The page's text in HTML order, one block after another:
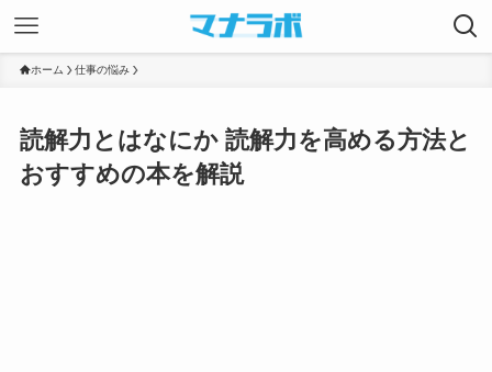
ホーム 仕事の悩み
読解力とはなにか 読解力を高める方法と
おすすめの本を解説